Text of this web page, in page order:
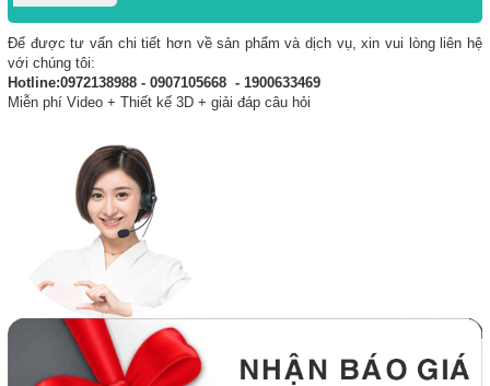
Để được tư vấn chi tiết hơn về sản phẩm và dịch vụ, xin vui lòng liên hệ
với chúng tôi:
Hotline:0972138988 - 0907105668 - 1900633469
Miễn phí Video + Thiết kế 3D + giải đáp câu hỏi